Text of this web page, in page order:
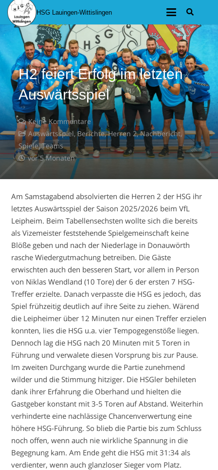
HSG Lauingen-Wittislingen
H2 feiert Erfolg im letzten
Auswärtsspiel
Keine Kommentare
Auswärtsspiel, Berichte,Herren 2,Nachbericht,
Spiele,Teams
vor 5 Monaten
Am Samstagabend absolvierten die Herren 2 der HSG ihr
letztes Auswärtsspiel der Saison 2025/2026 beim VfL
Leipheim. Beim Tabellensechsten wollte sich die bereits
als Vizemeister feststehende Spielgemeinschaft keine
Blöße geben und nach der Niederlage in Donauwörth
rasche Wiedergutmachung betreiben. Die Gäste
erwischten auch den besseren Start, vor allem in Person
von Niklas Wendland (10 Tore) der 6 der ersten 7 HSG-
Treffer erzielte. Danach verpasste die HSG es jedoch, das
Spiel frühzeitig deutlich auf ihre Seite zu ziehen. Wärend
die Leipheimer über 12 Minuten nur einen Treffer erzielen
konnten, lies die HSG u.a. vier Tempogegenstöße liegen.
Dennoch lag die HSG nach 20 Minuten mit 5 Toren in
Führung und verwalete diesen Vorsprung bis zur Pause.
Im zweiten Durchgang wurde die Partie zunehmend
wilder und die Stimmung hitziger. Die HSGler behileten
dank ihrer Erfahrung die Oberhand und hielten die
Gastgeber konstant mit 3-5 Toren auf Abstand. Weiterhin
verhinderte eine nachlässige Chancenverwertung eine
höhere HSG-Führung. So blieb die Partie bis zum Schluss
noch offen, wenn auch nie wirkliche Spannung in die
Begegnung kam. Am Ende geht die HSG mit 31:34 als
verdienter, wenn auch glanzloser Sieger vom Platz.